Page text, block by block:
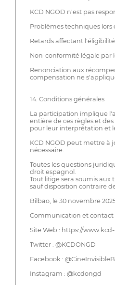
KCD NGOD n'est pas
Problèmes techniques
Retards affectant l'éligibilité
Non-conformité légale par
Renonciation aux
compensation ne
14. Conditions générales
La participation implique
entière de ces règles et
pour leur interprétation et
KCD NGOD peut mettre à
nécessaire.
Toutes les questions
droit espagnol.
Tout litige sera soumis aux
sauf disposition contraire
Bilbao, le 30 novembre
Communication et contact
Site Web : https://
Twitter : @KCDONGD
Facebook :
Instagram : @kcdongd